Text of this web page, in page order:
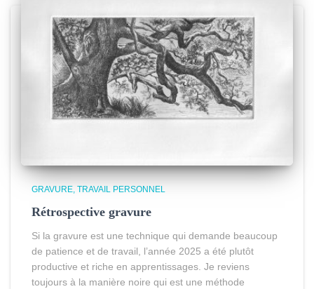
GRAVURE TRAVAIL PERSONNEL
Rétrospective gravure
Si la gravure est une technique qui demande beaucoup
de patience et de travail, l’année 2025 a été plutôt
productive et riche en apprentissages. Je reviens
toujours à la manière noire qui est une méthode